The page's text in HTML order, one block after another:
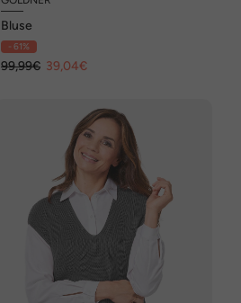
Bluse
- 61%
99,99€ 39,04€